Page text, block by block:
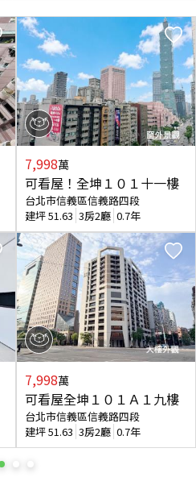
7,998萬
可看屋！全坤１０１十一樓
台北市信義區信義路四段
建坪51.63 3房2廳 0.7年
7,998萬
可看屋全坤１０１Ａ１九樓
台北市信義區信義路四段
建坪51.63 3房2廳 0.7年